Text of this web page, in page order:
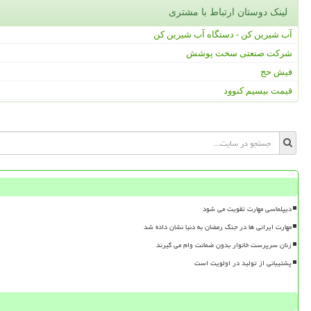
لینک دوستان ارتباط با مشتری
آب شیرین کن - دستگاه آب شیرین کن
شرکت صنعتی سخت پوشش
فیش حج
قیمت بیسیم کنوود
دیپلماسی مهارت تقویت می شود
مهارت ایرانی ها در جنگ رمضان به دنیا نشان داده شد
زنان سرپرست خانوار بدون ضمانت وام می گیرند
پشتیبانی از تولید در اولویت است